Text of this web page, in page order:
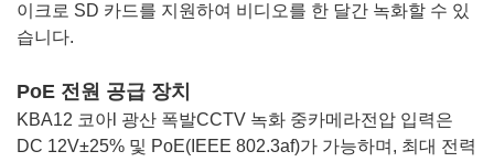
이크로 SD 카드를 지원하여 비디오를 한 달간 녹화할 수 있
습니다.
PoE 전원 공급 장치
KBA12 코아 l 광산 폭발CCTV 녹화 중카메라전압 입력은
DC 12V±25% 및 PoE(IEEE 802.3af)가 가능하며, 최대 전력